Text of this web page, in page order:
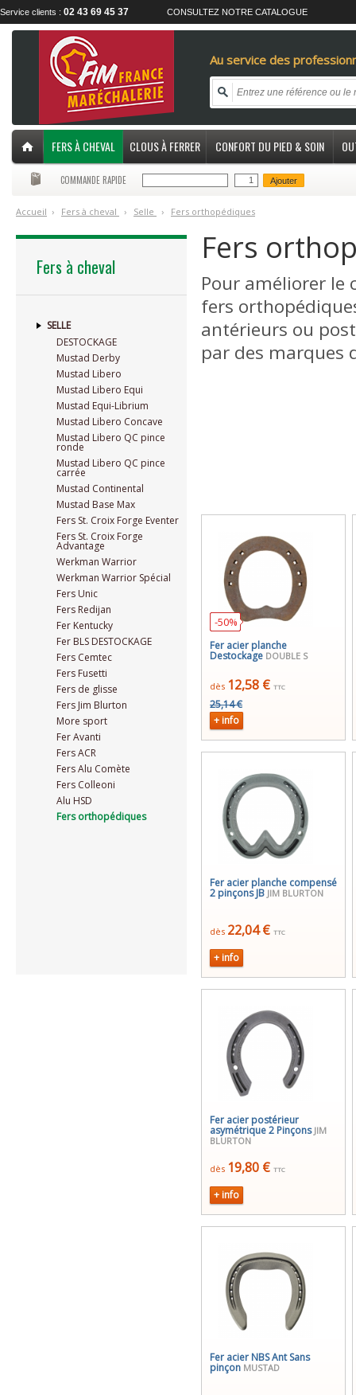
Service clients : 02 43 69 45 37 CONSULTEZ NOTRE CATALOGUE
Au service des
FERS À CHEVAL CLOUS À FERRER CONFORT DU PIED & SOIN
COMMANDE RAPIDE Ajouter
Accueil › Fers à cheval › Selle › Fers orthopédiques
Fers à cheval
SELLE
DESTOCKAGE
Mustad Derby
Mustad Libero
Mustad Libero Equi
Mustad Equi-Librium
Mustad Libero Concave
Mustad Libero QC pince
ronde
Mustad Libero QC pince
carrée
Mustad Continental
Mustad Base Max
Fers St. Croix Forge Eventer
Fers St. Croix Forge
Advantage
Werkman Warrior
Werkman Warrior Spécial
Fers Unic
Fers Redijan
Fer Kentucky
Fer BLS DESTOCKAGE
Fers Cemtec
Fers Fusetti
Fers de glisse
Fers Jim Blurton
More sport
Fer Avanti
Fers ACR
Fers Alu Comète
Fers Colleoni
Alu HSD
Fers orthopédiques
Fers
Pour améliorer le
fers
antérieurs ou
par des marques
-50%
Fer acier planche
Destockage DOUBLE S
dès 12,58 € TTC
25,14 €
+ info
Fer acier planche compensé
2 pinçons JB JIM BLURTON
dès 22,04 € TTC
+ info
Fer acier postérieur
asymétrique 2 Pinçons JIM
BLURTON
dès 19,80 € TTC
+ info
Fer acier NBS Ant Sans
pinçon MUSTAD